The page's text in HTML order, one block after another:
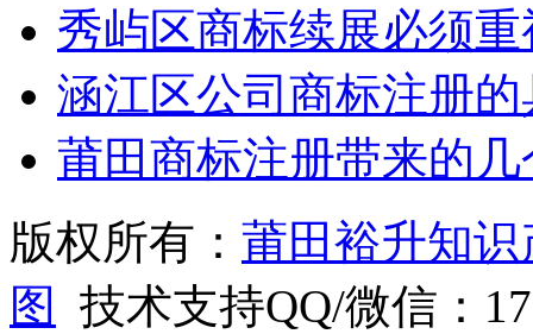
秀屿区商标续展必须
涵江区公司商标注册
莆田商标注册带来的
版权所有： 莆田裕升知
图
技术支持QQ/微信：